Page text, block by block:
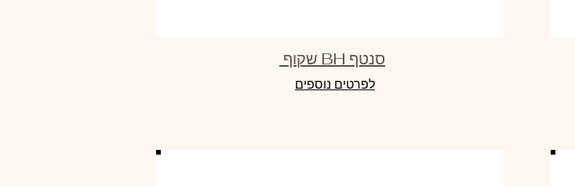
סנטף BH שקוף
לפרטים נוספים